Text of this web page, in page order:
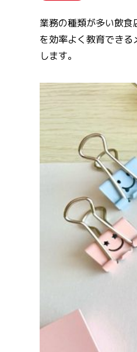
業務の種類が多い飲
を効率よく教育でき
します。